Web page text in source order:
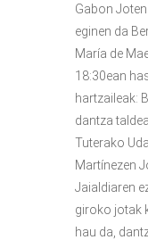
Gabon
eginen da
María de
18:30ean
hartzaileak:
dantza
Tuterako
Martínezen
Jaialdiaren
giroko jotak
hau da,